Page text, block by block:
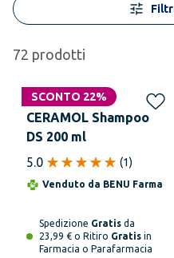
72 prodotti
SCONTO 22%
CERAMOL Shampoo
DS 200 ml
5.0
(1)
Venduto da BENU Farma
Spedizione Gratis da
23,99 € o Ritiro Gratis in
Farmacia o Parafarmacia